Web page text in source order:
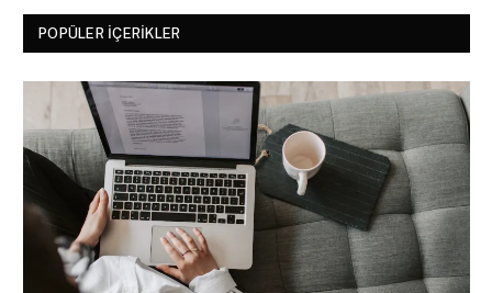
POPÜLER İÇERIKLER